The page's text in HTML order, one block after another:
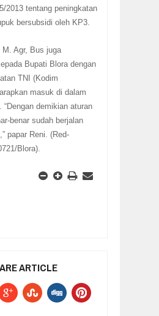
2013 tentang peningkatan
bersubsidi oleh KP3.
M. Agr, Bus juga
Bupati Blora dengan
TNI (Kodim
masuk di dalam
“Dengan demikian aturan
benar sudah berjalan
papar Reni. (Red-
Blora).
ARTICLE